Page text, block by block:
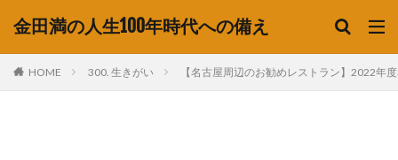
金田満の人生100年時代への備え
HOME 300. 生きがい 【名古屋周辺のお勧めレストラン】2022